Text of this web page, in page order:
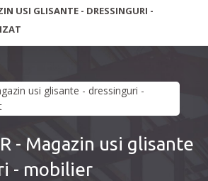
USI GLISANTE - DRESSINGURI -
- Magazin usi glisante
- mobilier